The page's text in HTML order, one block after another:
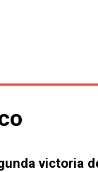
victoria